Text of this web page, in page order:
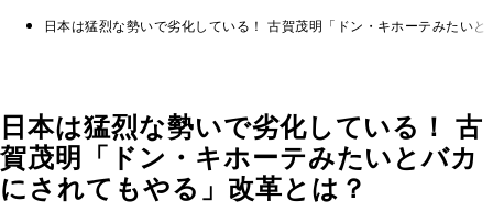
日本は猛烈な勢いで劣化している！ 古賀茂明「ドン・キホーテみたい
日本は猛烈な勢いで劣化している！ 古
賀茂明「ドン・キホーテみたいとバカ
にされてもやる」改革とは？